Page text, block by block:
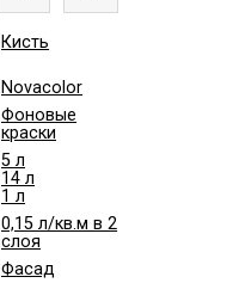
Кисть
Novacolor
Фоновые
краски
5 л
14 л
1 л
0,15 л/кв.м в 2
слоя
Фасад